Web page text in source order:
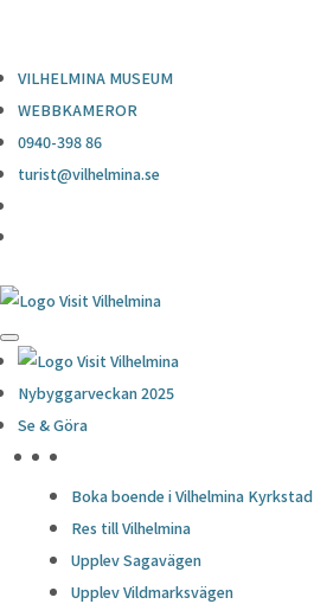
VILHELMINA MUSEUM
WEBBKAMEROR
0940-398 86
turist@vilhelmina.se
Nybyggarveckan 2025
Se & Göra
Boka boende i Vilhelmina Kyrkstad
Res till Vilhelmina
Upplev Sagavägen
Upplev Vildmarksvägen